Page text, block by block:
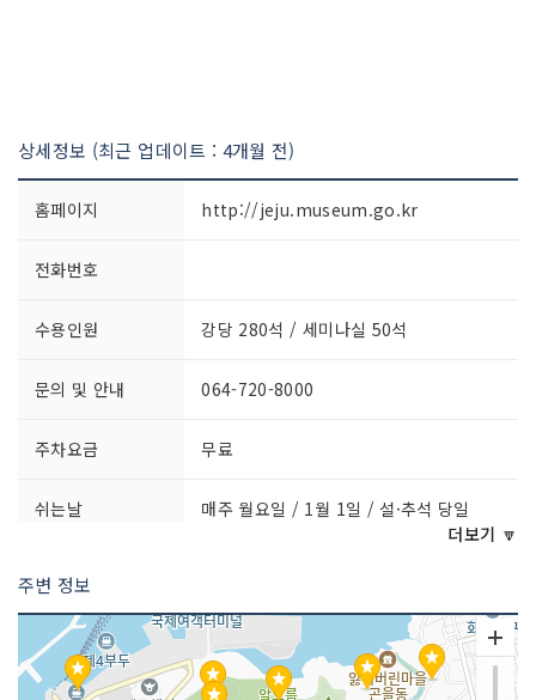
상세정보 (최근 업데이트 : 4개월 전)
홈페이지 http://jeju.museum.go.kr
전화번호
수용인원 강당 280석 / 세미나실 50석
문의 및 안내 064-720-8000
주차요금 무료
쉬는날 매주 월요일 / 1월 1일 / 설·추석 당일
이용시간 09:00~18:00 (입장 마감 17:30)
규모
대지면적 52,032m² / 연면적 13,830m
더보기 🔽
주변 정보